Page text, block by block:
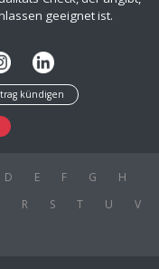
geeignet ist.
kündigen
D E F G
H
R S T U
V